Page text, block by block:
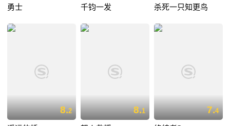
勇士 千钧一发 杀死一只知更鸟
8.2 8.1 7.4